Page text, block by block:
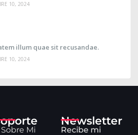
10, 2024
illum quae sit recusandae.
10, 2024
Sobre Mi
Newsletter
Recibe mi